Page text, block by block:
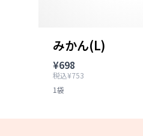
みかん(L)
¥698
税込¥753
1袋